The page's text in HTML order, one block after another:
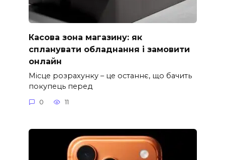
Касова зона магазину: як
спланувати обладнання і замовити
онлайн
Місце розрахунку – це останнє, що бачить
покупець перед
0 11